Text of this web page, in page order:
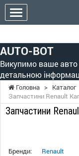
AUTO-BOT
Викупимо ваше авто
детальною
Головна > Каталог
Запчастини Renault
Запчастини
Бренди: Renault